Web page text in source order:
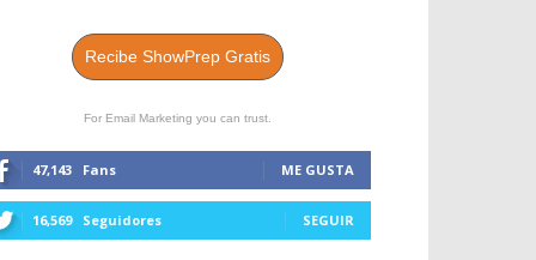
Recibe ShowPrep Gratis
For Email Marketing you can trust.
47,143 Fans ME GUSTA
16,569 Seguidores SEGUIR